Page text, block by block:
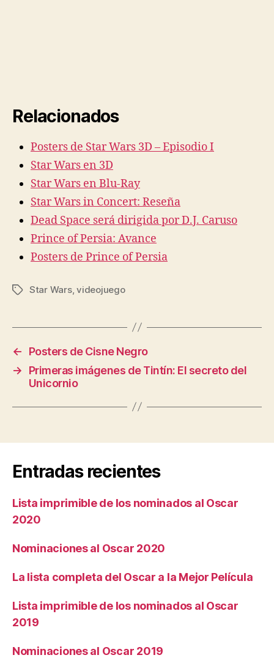
Relacionados
Posters de Star Wars 3D – Episodio I
Star Wars en 3D
Star Wars en Blu-Ray
Star Wars in Concert: Reseña
Dead Space será dirigida por D.J. Caruso
Prince of Persia: Avance
Posters de Prince of Persia
Etiquetas
Star Wars,videojuego
←
Posters de Cisne Negro
→
Primeras imágenes de Tintín: El secreto del
Unicornio
Entradas recientes
Lista imprimible de los nominados al Oscar
2020
Nominaciones al Oscar 2020
La lista completa del Oscar a la Mejor Película
Lista imprimible de los nominados al Oscar
2019
Nominaciones al Oscar 2019